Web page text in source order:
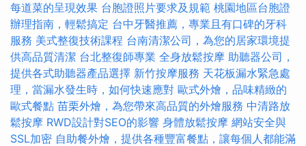
每道菜的呈現效果 台胞證照片要求及規範 桃園地區台胞證
辦理指南，輕鬆搞定 台中牙醫推薦，專業且有口碑的牙科
服務 美式整復技術課程 台南清潔公司，為您的居家環境提
供高品質清潔 台北整復師專業 全身放鬆按摩 助聽器公司，
提供各式助聽器產品選擇 新竹按摩服務 天花板漏水緊急處
理，當漏水發生時，如何快速應對 歐式外燴，品味精緻的
歐式餐點 苗栗外燴，為您帶來高品質的外燴服務 中清路放
鬆按摩 RWD設計對SEO的影響 身體放鬆按摩 網站安全與
SSL加密 自助餐外燴，提供各種豐富餐點，讓每個人都能滿